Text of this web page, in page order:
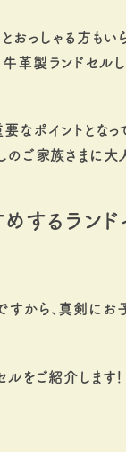
っしゃる方もい
革製ランドセ
ポイントとなっ
のご家族さまに大
するラン
から、真剣にお
をご紹介します！